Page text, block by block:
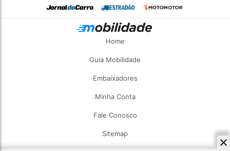
Home
Guia Mobilidade
Embaixadores
Minha Conta
Fale Conosco
Sitemap